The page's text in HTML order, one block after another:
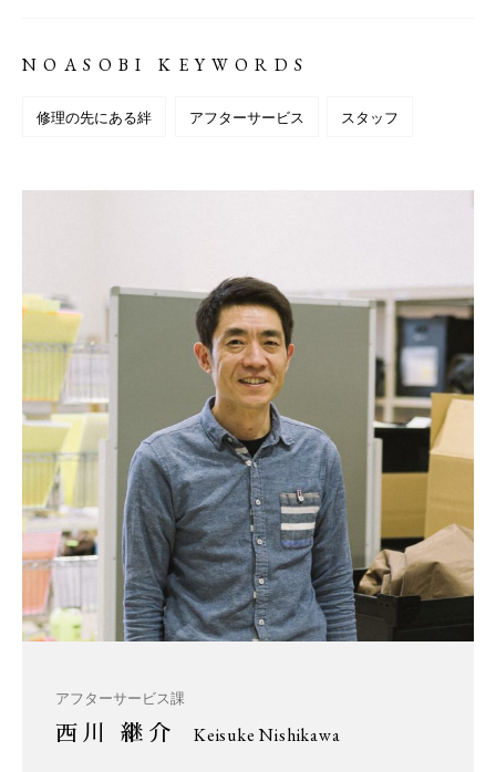
NOASOBI KEYWORDS
修理の先にある絆 アフターサービス スタッフ
アフターサービス課
西川 継介 Keisuke Nishikawa